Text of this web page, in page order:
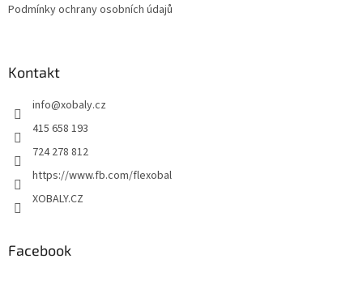
Podmínky ochrany osobních údajů
Kontakt
info@xobaly.cz
415 658 193
724 278 812
https://www.fb.com/flexobal
XOBALY.CZ
Facebook